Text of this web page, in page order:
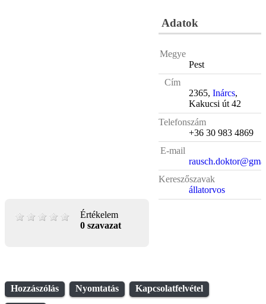
Értékelem
0 szavazat
Adatok
Megye
Pest
Cím
2365, Inárcs,
Kakucsi út 42
Telefonszám
+36 30 983 4869
E-mail
Kereszőszavak
állatorvos
Hozzászólás Nyomtatás Kapcsolatfelvétel